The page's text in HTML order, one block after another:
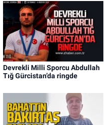
Devrekli Milli Sporcu Abdullah
Tığ Gürcistan’da ringde